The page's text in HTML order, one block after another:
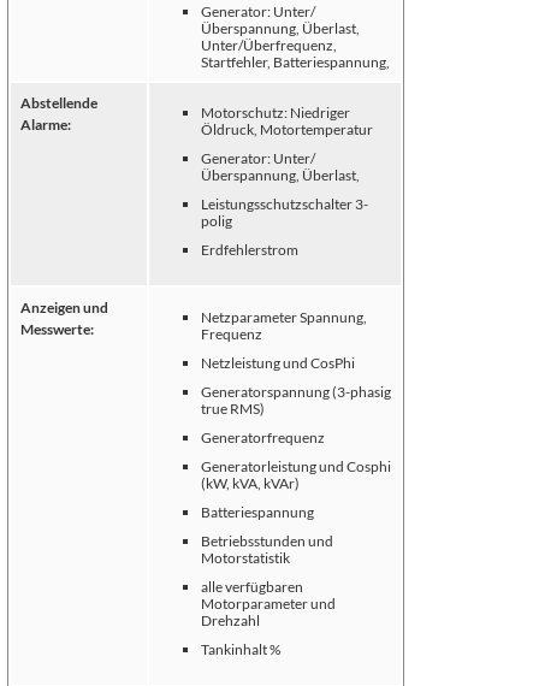
Generator: Unter/
Überspannung, Überlast,
Unter/Überfrequenz,
Startfehler, Batteriespannung,
Abstellende
Alarme:
Motorschutz: Niedriger
Öldruck, Motortemperatur
Generator: Unter/
Überspannung, Überlast,
Leistungsschutzschalter 3-
polig
Erdfehlerstrom
Anzeigen und
Messwerte:
Netzparameter Spannung,
Frequenz
Netzleistung und CosPhi
Generatorspannung (3-phasig
true RMS)
Generatorfrequenz
Generatorleistung und Cosphi
(kW, kVA, kVAr)
Batteriespannung
Betriebsstunden und
Motorstatistik
alle verfügbaren
Motorparameter und
Drehzahl
Tankinhalt %